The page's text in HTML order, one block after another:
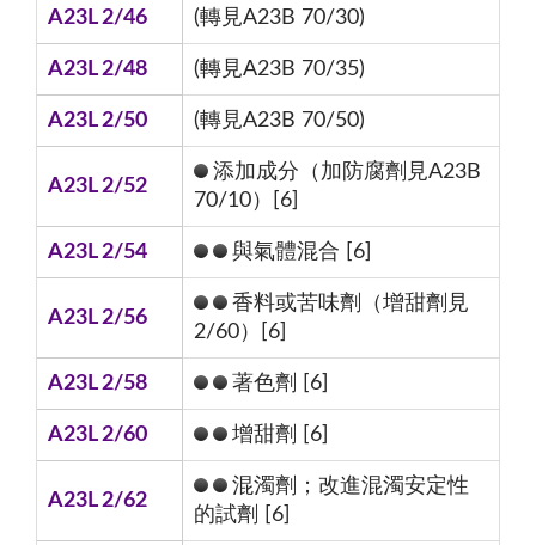
A23L 2/46 (轉見A23B 70/30)
A23L 2/48 (轉見A23B 70/35)
A23L 2/50 (轉見A23B 70/50)
A23L 2/52
添加成分（加防腐劑見A23B
70/10）[6]
A23L 2/54 與氣體混合 [6]
A23L 2/56
香料或苦味劑（增甜劑見
2/60）[6]
A23L 2/58 著色劑 [6]
A23L 2/60 增甜劑 [6]
A23L 2/62
混濁劑；改進混濁安定性
的試劑 [6]